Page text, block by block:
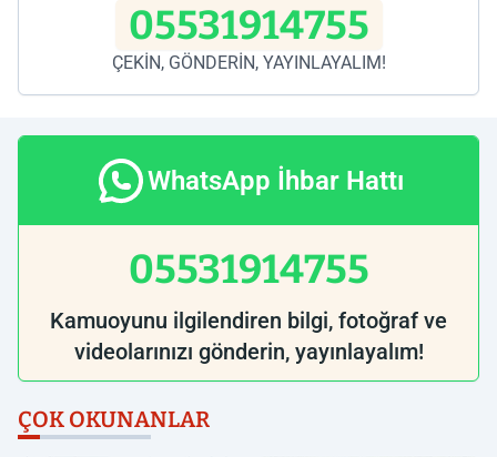
05531914755
ÇEKİN, GÖNDERİN, YAYINLAYALIM!
WhatsApp İhbar Hattı
05531914755
Kamuoyunu ilgilendiren bilgi, fotoğraf ve
videolarınızı gönderin, yayınlayalım!
ÇOK OKUNANLAR